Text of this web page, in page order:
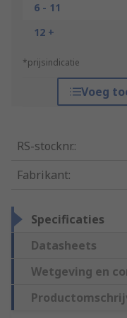
6 - 11
12 +
*prijsindicatie
Voeg
RS-stocknr.:
Fabrikant:
Specificaties
Datasheets
Wetgeving en